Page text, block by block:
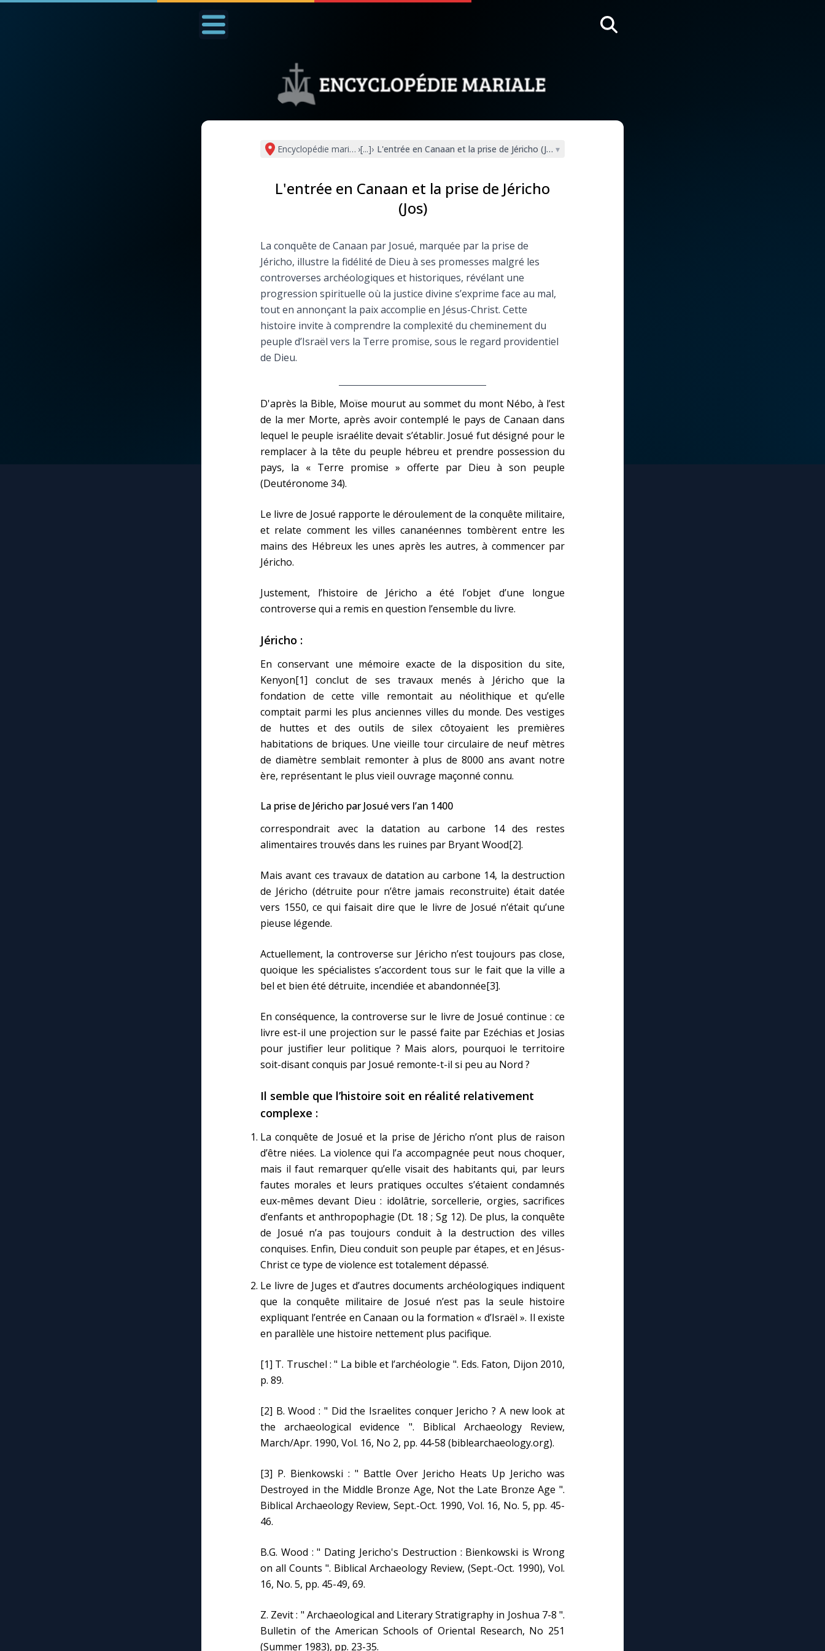
Nous soutenir À propos Facebook Infos légales
Prier au quotidien
Les premiers samedis
Marie qui défait les
Me consacrer à Jésus
Mes intentions de
Une Minute avec Marie
◼︎À la une
Chapelet pour le monde
Contact
Faire un don
Marie de Nazareth
Encyclopédie mariale›[...]› L'entrée en Canaan et la prise de Jéricho (Jos)
▾
L'entrée en Canaan et la prise de Jéricho
(Jos)
La conquête de Canaan par Josué, marquée par la prise de
Jéricho, illustre la fidélité de Dieu à ses promesses malgré les
controverses archéologiques et historiques, révélant une
progression spirituelle où la justice divine s’exprime face au mal,
tout en annonçant la paix accomplie en Jésus-Christ. Cette
histoire invite à comprendre la complexité du cheminement du
peuple d’Israël vers la Terre promise, sous le regard providentiel
de Dieu.
D'après la Bible, Moïse mourut au sommet du mont Nébo, à l’est
de la mer Morte, après avoir contemplé le pays de Canaan dans
lequel le peuple israélite devait s’établir. Josué fut désigné pour le
remplacer à la tête du peuple hébreu et prendre possession du
pays, la « Terre promise » offerte par Dieu à son peuple
(Deutéronome 34).
Le livre de Josué rapporte le déroulement de la conquête militaire,
et relate comment les villes cananéennes tombèrent entre les
mains des Hébreux les unes après les autres, à commencer par
Jéricho.
Justement, l’histoire de Jéricho a été l’objet d’une longue
controverse qui a remis en question l’ensemble du livre.
Jéricho :
En conservant une mémoire exacte de la disposition du site,
Kenyon[1] conclut de ses travaux menés à Jéricho que la
fondation de cette ville remontait au néolithique et qu’elle
comptait parmi les plus anciennes villes du monde. Des vestiges
de huttes et des outils de silex côtoyaient les premières
habitations de briques. Une vieille tour circulaire de neuf mètres
de diamètre semblait remonter à plus de 8000 ans avant notre
ère, représentant le plus vieil ouvrage maçonné connu.
La prise de Jéricho par Josué vers l’an 1400
correspondrait avec la datation au carbone 14 des restes
alimentaires trouvés dans les ruines par Bryant Wood[2].
Mais avant ces travaux de datation au carbone 14, la destruction
de Jéricho (détruite pour n’être jamais reconstruite) était datée
vers 1550, ce qui faisait dire que le livre de Josué n’était qu’une
pieuse légende.
Actuellement, la controverse sur Jéricho n’est toujours pas close,
quoique les spécialistes s’accordent tous sur le fait que la ville a
bel et bien été détruite, incendiée et abandonnée[3].
En conséquence, la controverse sur le livre de Josué continue : ce
livre est-il une projection sur le passé faite par Ezéchias et Josias
pour justifier leur politique ? Mais alors, pourquoi le territoire
soit-disant conquis par Josué remonte-t-il si peu au Nord ?
Il semble que l’histoire soit en réalité relativement
complexe :
La conquête de Josué et la prise de Jéricho n’ont plus de raison
d’être niées. La violence qui l’a accompagnée peut nous choquer,
mais il faut remarquer qu’elle visait des habitants qui, par leurs
fautes morales et leurs pratiques occultes s’étaient condamnés
eux-mêmes devant Dieu : idolâtrie, sorcellerie, orgies, sacrifices
d’enfants et anthropophagie (Dt. 18 ; Sg 12). De plus, la conquête
de Josué n’a pas toujours conduit à la destruction des villes
conquises. Enfin, Dieu conduit son peuple par étapes, et en Jésus-
Christ ce type de violence est totalement dépassé.
Le livre de Juges et d’autres documents archéologiques indiquent
que la conquête militaire de Josué n’est pas la seule histoire
expliquant l’entrée en Canaan ou la formation « d’Israël ». Il existe
en parallèle une histoire nettement plus pacifique.
[1] T. Truschel : " La bible et l’archéologie ". Eds. Faton, Dijon 2010,
p. 89.
[2] B. Wood : " Did the Israelites conquer Jericho ? A new look at
the archaeological evidence ". Biblical Archaeology Review,
March/Apr. 1990, Vol. 16, No 2, pp. 44-58 (biblearchaeology.org).
[3] P. Bienkowski : " Battle Over Jericho Heats Up Jericho was
Destroyed in the Middle Bronze Age, Not the Late Bronze Age ".
Biblical Archaeology Review, Sept.-Oct. 1990, Vol. 16, No. 5, pp. 45-
46.
B.G. Wood : " Dating Jericho's Destruction : Bienkowski is Wrong
on all Counts ". Biblical Archaeology Review, (Sept.-Oct. 1990), Vol.
16, No. 5, pp. 45-49, 69.
Z. Zevit : " Archaeological and Literary Stratigraphy in Joshua 7-8 ".
Bulletin of the American Schools of Oriental Research, No 251
(Summer 1983), pp. 23-35.